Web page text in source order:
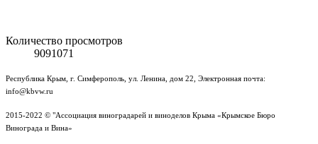
Количество просмотров
9091071
Республика Крым, г. Симферополь, ул. Ленина, дом 22, Электронная почта:
info@kbvw.ru
2015-2022 © "Ассоциация виноградарей и виноделов Крыма «Крымское Бюро
Винограда и Вина»